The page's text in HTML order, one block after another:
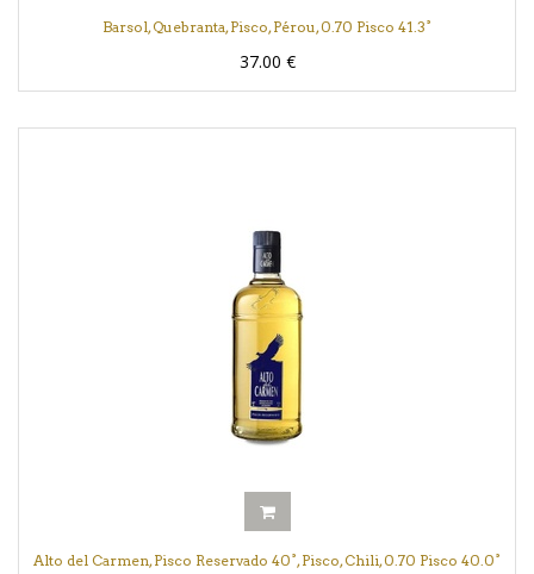
Barsol, Quebranta, Pisco, Pérou, 0.70 Pisco 41.3°
37.00 €
Alto del Carmen, Pisco Reservado 40°, Pisco, Chili, 0.70 Pisco 40.0°